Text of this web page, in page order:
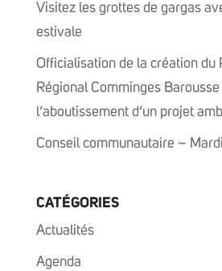
Visitez les grottes de gargas
estivale
Officialisation de la création du
Régional Comminges
l’aboutissement d’un projet
Conseil communautaire –
CATÉGORIES
Actualités
Agenda